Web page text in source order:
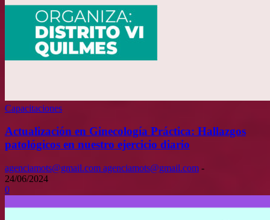
Capacitaciones
Actualización en Ginecología Práctica: Hallazgos
patológicos en nuestro ejercicio diario
agenciamots@gmail.com agenciamots@gmail.com -
24/06/2024
0